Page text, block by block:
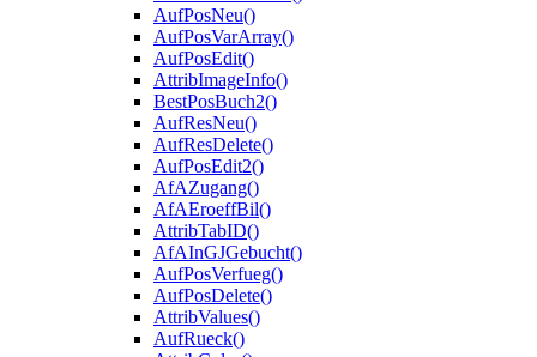
AufPosNeu()
AufPosVarArray()
AufPosEdit()
AttribImageInfo()
BestPosBuch2()
AufResNeu()
AufResDelete()
AufPosEdit2()
AfAZugang()
AfAEroeffBil()
AttribTabID()
AfAInGJGebucht()
AufPosVerfueg()
AufPosDelete()
AttribValues()
AufRueck()